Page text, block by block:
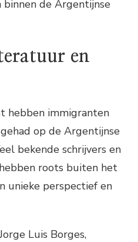
de Argentijnse
en
hebben immigranten
op de Argentijnse
bekende schrijvers en
roots buiten het
unieke perspectief en
Luis Borges,